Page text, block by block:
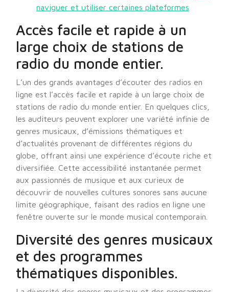
naviguer et utiliser certaines plateformes
Accès facile et rapide à un
large choix de stations de
radio du monde entier.
L’un des grands avantages d’écouter des radios en
ligne est l’accès facile et rapide à un large choix de
stations de radio du monde entier. En quelques clics,
les auditeurs peuvent explorer une variété infinie de
genres musicaux, d’émissions thématiques et
d’actualités provenant de différentes régions du
globe, offrant ainsi une expérience d’écoute riche et
diversifiée. Cette accessibilité instantanée permet
aux passionnés de musique et aux curieux de
découvrir de nouvelles cultures sonores sans aucune
limite géographique, faisant des radios en ligne une
fenêtre ouverte sur le monde musical contemporain.
Diversité des genres musicaux
et des programmes
thématiques disponibles.